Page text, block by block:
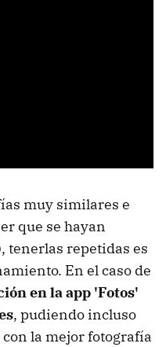
muy similares e
que se hayan
tenerlas repetidas es
En el caso de
en la app 'Fotos'
, pudiendo incluso
la mejor fotografía